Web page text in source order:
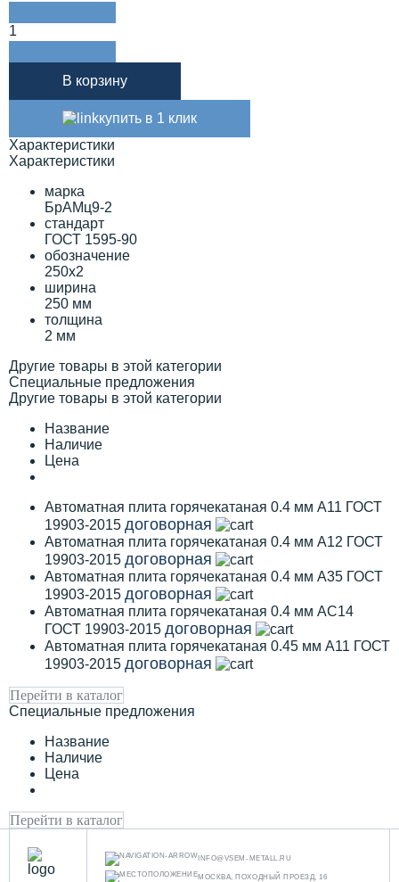
1
В корзину
купить в 1 клик
Характеристики
Характеристики
марка
БрАМц9-2
стандарт
ГОСТ 1595-90
обозначение
250х2
ширина
250 мм
толщина
2 мм
Другие товары в этой категории
Специальные предложения
Другие товары в этой категории
Название
Наличие
Цена
Автоматная плита горячекатаная 0.4 мм А11 ГОСТ
19903-2015 договорная
Автоматная плита горячекатаная 0.4 мм А12 ГОСТ
19903-2015 договорная
Автоматная плита горячекатаная 0.4 мм А35 ГОСТ
19903-2015 договорная
Автоматная плита горячекатаная 0.4 мм АС14
ГОСТ 19903-2015 договорная
Автоматная плита горячекатаная 0.45 мм А11 ГОСТ
19903-2015 договорная
Перейти в каталог
Специальные предложения
Название
Наличие
Цена
Перейти в каталог
INFO@VSEM-METALL.RU
МОСКВА, ПОХОДНЫЙ ПРОЕЗД, 16